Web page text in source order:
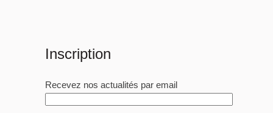
Inscription
Recevez nos actualités par email